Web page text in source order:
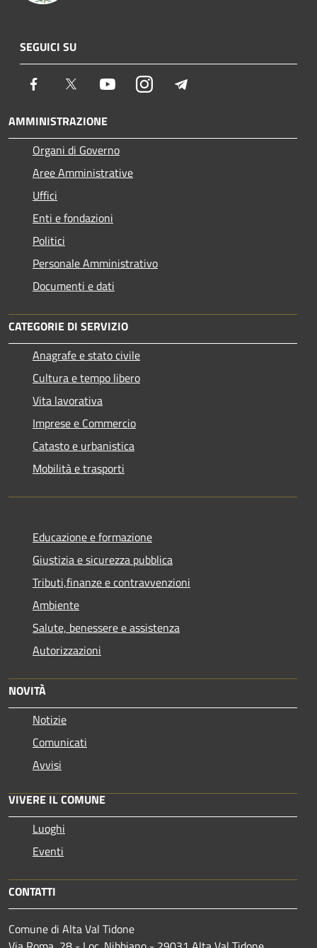
SEGUICI SU
Facebook Twitter YoutubeInstagram
AMMINISTRAZIONE
Organi di Governo
Aree Amministrative
Uffici
Enti e fondazioni
Politici
Personale Amministrativo
Documenti e dati
CATEGORIE DI SERVIZIO
Anagrafe e stato civile
Cultura e tempo libero
Vita lavorativa
Imprese e Commercio
Catasto e urbanistica
Mobilità e trasporti
Educazione e formazione
Giustizia e sicurezza pubblica
Tributi,finanze e contravvenzioni
Ambiente
Salute, benessere e assistenza
Autorizzazioni
NOVITÀ
Notizie
Comunicati
Avvisi
VIVERE IL COMUNE
Luoghi
Eventi
CONTATTI
Comune di Alta Val Tidone